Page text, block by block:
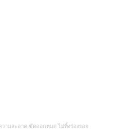
วามสะอาด ขัดออกหมด ไม่ทิ้งร่องรอย